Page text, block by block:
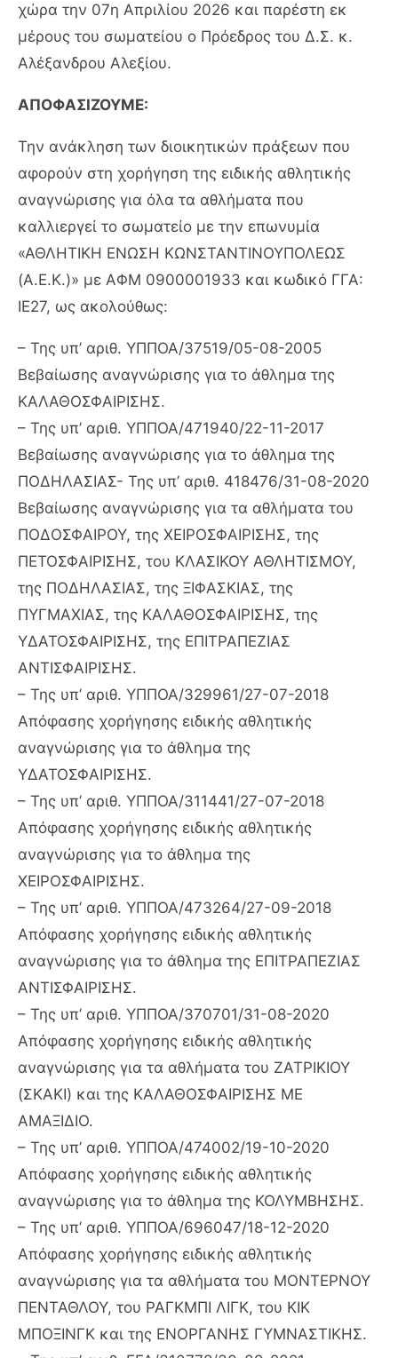
χώρα την 07η Απριλίου 2026 και παρέστη εκ
μέρους του σωματείου ο Πρόεδρος του Δ.Σ. κ.
Αλέξανδρου Αλεξίου.
ΑΠΟΦΑΣΙΖΟΥΜΕ:
Την ανάκληση των διοικητικών πράξεων που
αφορούν στη χορήγηση της ειδικής αθλητικής
αναγνώρισης για όλα τα αθλήματα που
καλλιεργεί το σωματείο με την επωνυμία
«ΑΘΛΗΤΙΚΗ ΕΝΩΣΗ ΚΩΝΣΤΑΝΤΙΝΟΥΠΟΛΕΩΣ
(Α.Ε.Κ.)» με ΑΦΜ 0900001933 και κωδικό ΓΓΑ:
ΙΕ27, ως ακολούθως:
– Της υπ’ αριθ. ΥΠΠΟΑ/37519/05-08-2005
Βεβαίωσης αναγνώρισης για το άθλημα της
ΚΑΛΑΘΟΣΦΑΙΡΙΣΗΣ.
– Της υπ’ αριθ. ΥΠΠΟΑ/471940/22-11-2017
Βεβαίωσης αναγνώρισης για το άθλημα της
ΠΟΔΗΛΑΣΙΑΣ- Της υπ’ αριθ. 418476/31-08-2020
Βεβαίωσης αναγνώρισης για τα αθλήματα του
ΠΟΔΟΣΦΑΙΡΟΥ, της ΧΕΙΡΟΣΦΑΙΡΙΣΗΣ, της
ΠΕΤΟΣΦΑΙΡΙΣΗΣ, του ΚΛΑΣΙΚΟΥ ΑΘΛΗΤΙΣΜΟΥ,
της ΠΟΔΗΛΑΣΙΑΣ, της ΞΙΦΑΣΚΙΑΣ, της
ΠΥΓΜΑΧΙΑΣ, της ΚΑΛΑΘΟΣΦΑΙΡΙΣΗΣ, της
ΥΔΑΤΟΣΦΑΙΡΙΣΗΣ, της ΕΠΙΤΡΑΠΕΖΙΑΣ
ΑΝΤΙΣΦΑΙΡΙΣΗΣ.
– Της υπ’ αριθ. ΥΠΠΟΑ/329961/27-07-2018
Απόφασης χορήγησης ειδικής αθλητικής
αναγνώρισης για το άθλημα της
ΥΔΑΤΟΣΦΑΙΡΙΣΗΣ.
– Της υπ’ αριθ. ΥΠΠΟΑ/311441/27-07-2018
Απόφασης χορήγησης ειδικής αθλητικής
αναγνώρισης για το άθλημα της
ΧΕΙΡΟΣΦΑΙΡΙΣΗΣ.
– Της υπ’ αριθ. ΥΠΠΟΑ/473264/27-09-2018
Απόφασης χορήγησης ειδικής αθλητικής
αναγνώρισης για το άθλημα της ΕΠΙΤΡΑΠΕΖΙΑΣ
ΑΝΤΙΣΦΑΙΡΙΣΗΣ.
– Της υπ’ αριθ. ΥΠΠΟΑ/370701/31-08-2020
Απόφασης χορήγησης ειδικής αθλητικής
αναγνώρισης για τα αθλήματα του ΖΑΤΡΙΚΙΟΥ
(ΣΚΑΚΙ) και της ΚΑΛΑΘΟΣΦΑΙΡΙΣΗΣ ΜΕ
ΑΜΑΞΙΔΙΟ.
– Της υπ’ αριθ. ΥΠΠΟΑ/474002/19-10-2020
Απόφασης χορήγησης ειδικής αθλητικής
αναγνώρισης για το άθλημα της ΚΟΛΥΜΒΗΣΗΣ.
– Της υπ’ αριθ. ΥΠΠΟΑ/696047/18-12-2020
Απόφασης χορήγησης ειδικής αθλητικής
αναγνώρισης για τα αθλήματα του ΜΟΝΤΕΡΝΟΥ
ΠΕΝΤΑΘΛΟΥ, του ΡΑΓΚΜΠΙ ΛΙΓΚ, του ΚΙΚ
ΜΠΟΞΙΝΓΚ και της ΕΝΟΡΓΑΝΗΣ ΓΥΜΝΑΣΤΙΚΗΣ.